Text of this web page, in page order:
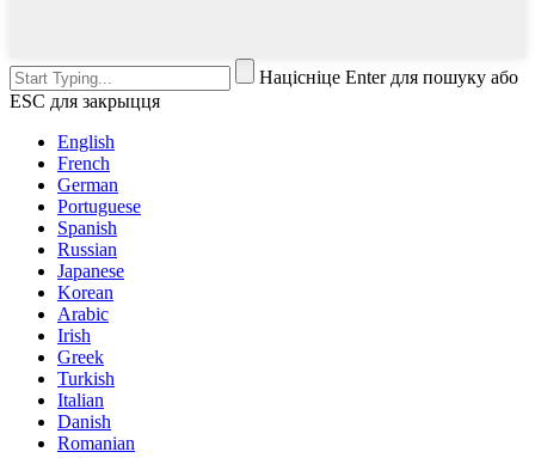
Націсніце Enter для пошуку або
ESC для закрыцця
English
French
German
Portuguese
Spanish
Russian
Japanese
Korean
Arabic
Irish
Greek
Turkish
Italian
Danish
Romanian